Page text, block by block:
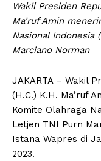
Wakil Presiden
Ma’ruf Amin
Nasional Indonesia
Marciano Norman
JAKARTA – Wakil
(H.C.) K.H. Ma’ruf
Komite Olahraga
Letjen TNI Purn
Istana Wapres di
2023.